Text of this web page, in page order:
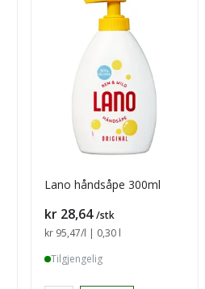
Lano håndsåpe 300ml
Pris
kr 28,64 /stk
Sammenligning pris
kr 95,47/l | 0,30 l
Tilgjengelig